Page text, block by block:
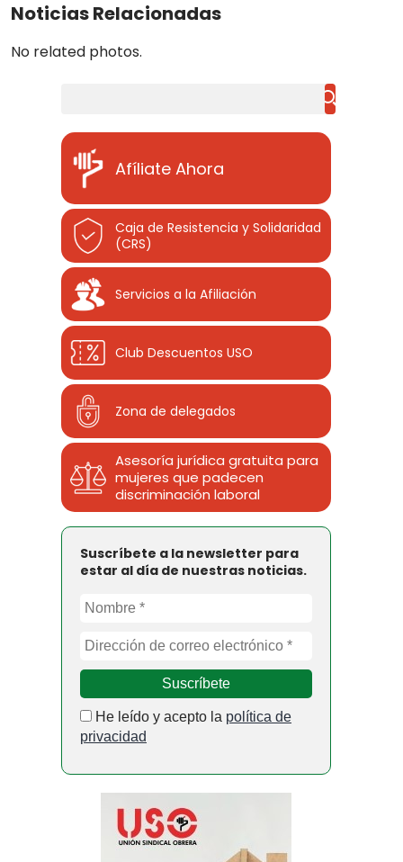
Noticias Relacionadas
No related photos.
Afíliate Ahora
Caja de Resistencia y Solidaridad
(CRS)
Servicios a la Afiliación
Club Descuentos USO
Zona de delegados
Asesoría jurídica gratuita para
mujeres que padecen
discriminación laboral
Suscríbete a la newsletter para
estar al día de nuestras noticias.
He leído y acepto la política de
privacidad